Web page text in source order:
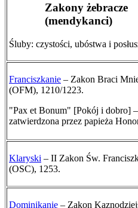
Zakony żebracze
(mendykanci)
Śluby: czystości, ubóstwa i
Franciszkanie – Zakon Braci
(OFM), 1210/1223.
"Pax et Bonum" [Pokój i dobro] –
zatwierdzona przez papieża
Klaryski – II Zakon Św.
(OSC), 1253.
Dominikanie – Zakon